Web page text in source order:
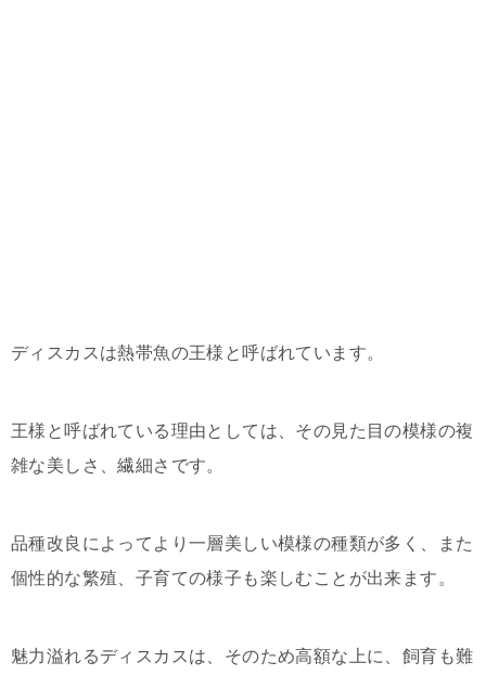
ディスカスは熱帯魚の王様と呼ばれています。
王様と呼ばれている理由としては、その見た目の模様の複
雑な美しさ、繊細さです。
品種改良によってより一層美しい模様の種類が多く、また
個性的な繁殖、子育ての様子も楽しむことが出来ます。
魅力溢れるディスカスは、そのため高額な上に、飼育も難